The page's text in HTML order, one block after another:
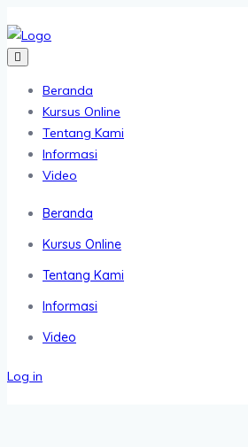
Beranda
Kursus Online
Tentang Kami
Informasi
Video
Beranda
Kursus Online
Tentang Kami
Informasi
Video
Log in